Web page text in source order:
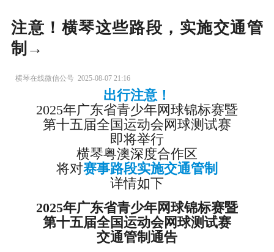
注意！横琴这些路段，实施交通管
制→
横琴在线微信公号 2025-08-07 21:16
出行注意！
2025年广东省青少年网球锦标赛暨
第十五届全国运动会网球测试赛
即将举行
横琴粤澳深度合作区
将对赛事路段实施交通管制
详情如下
2025年广东省青少年网球锦标赛暨
第十五届全国运动会网球测试赛
交通管制通告